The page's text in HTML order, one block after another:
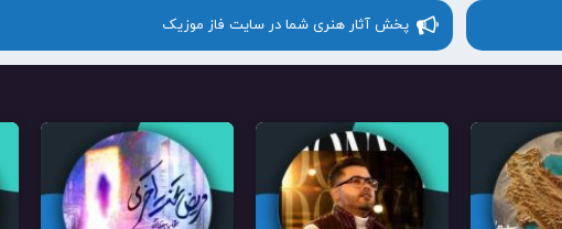
پخش آثار هنری شما در سایت فاز موزیک